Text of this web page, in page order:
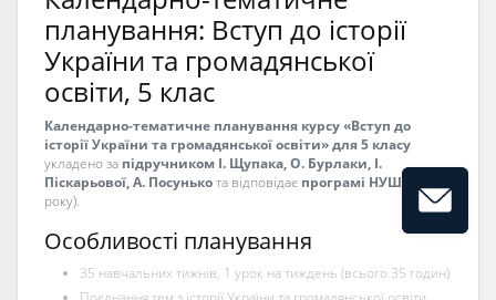
планування: Вступ до історії
України та громадянської
освіти, 5 клас
Календарно-тематичне планування курсу «Вступ до
історії України та громадянської освіти» для 5 класу
укладено за підручником І. Щупака, О. Бурлаки, І.
Піскарьової, А. Посунькота відповідає програмі НУШ
року).
Особливості планування
35 навчальних тижнів, 1 урок на тиждень (всього 35 годин)